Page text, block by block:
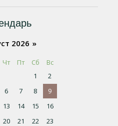
2026 »
Чт Пт Сб
Вс
1
2
6 7 8
9
13 14 15
16
20 21 22
23